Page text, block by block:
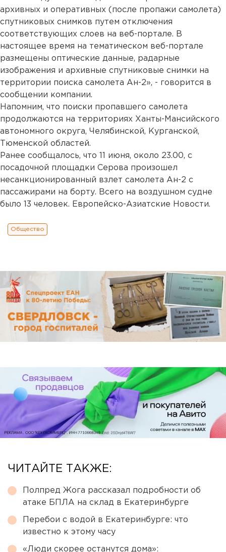
архивных и оперативных (после пропажи самолета)
спутниковых снимков путем отключения
соответствующих слоев на веб-портале. В
настоящее время на тематическом веб-портале
размещены оптические данные, радарные
изображения и архивные спутниковые снимки на
территории поиска самолета Ан-2», - говорится в
сообщении компании.
Напомним, что поиски пропавшего самолета
продолжаются на территориях Ханты-Мансийского
автономного округа, Челябинской, Курганской,
Тюменской областей.
Ранее сообщалось, что 11 июня, около 23.00, с
посадочной площадки Серова произошел
несанкционированный взлет самолета Ан-2 с
пассажирами на борту. Всего на воздушном судне
было 13 человек. Европейско-Азиатские Новости.
Общество
ЧИТАЙТЕ ТАКЖЕ:
Полпред Жога рассказал подробности об
атаке БПЛА на склад в Екатеринбурге
Перебои с водой в Екатеринбурге: что
известно к этому часу
«Люди скорее останутся дома»: